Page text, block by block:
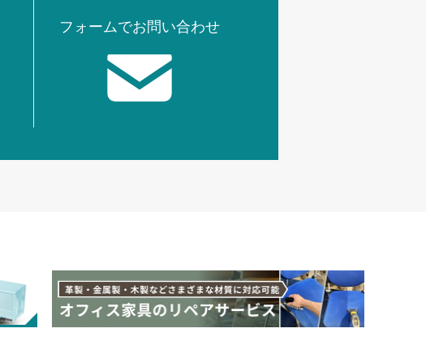
フォームでお問い合わせ